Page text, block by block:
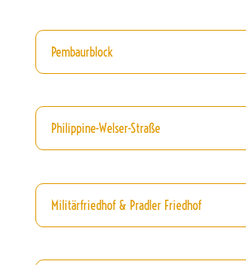
Pembaurblock
Philippine-Welser-Straße
Militärfriedhof & Pradler Friedhof